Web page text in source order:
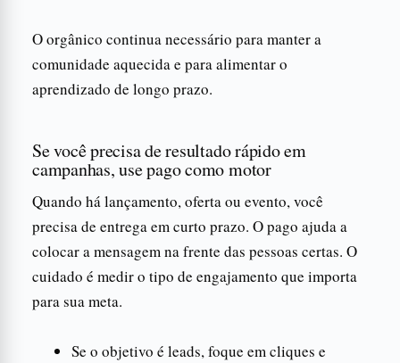
O orgânico continua necessário para manter a
comunidade aquecida e para alimentar o
aprendizado de longo prazo.
Se você precisa de resultado rápido em
campanhas, use pago como motor
Quando há lançamento, oferta ou evento, você
precisa de entrega em curto prazo. O pago ajuda a
colocar a mensagem na frente das pessoas certas. O
cuidado é medir o tipo de engajamento que importa
para sua meta.
Se o objetivo é leads, foque em cliques e